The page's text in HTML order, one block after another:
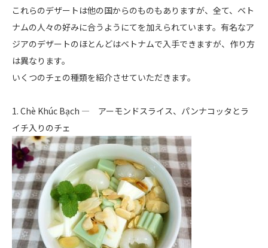
これらのデザートは他の国からのものもありますが、全て、ベト
ナムの人々の好みに合うようにてを加えられています。有名なア
ジアのデザートのほとんどはベトナムで入手できますが、作り方
は異なります。
いくつのチェの種類を紹介させていただきます。
1. Chè Khúc Bạch ― アーモンドスライス、パンナコッタとラ
イチ入りのチェ